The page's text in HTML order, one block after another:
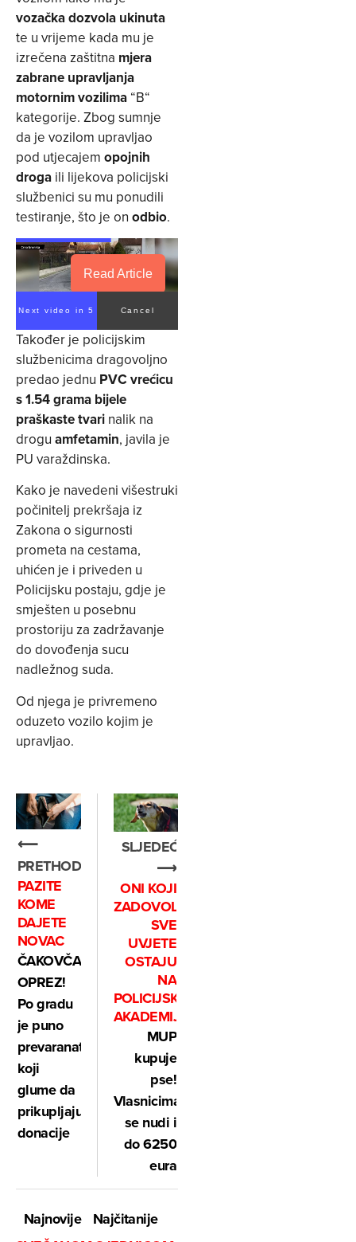
vozačka dozvola ukinuta
te u vrijeme kada mu je
izrečena zaštitna mjera
zabrane upravljanja
motornim vozilima “B“
kategorije. Zbog sumnje
da je vozilom upravljao
pod utjecajem opojnih
droga ili lijekova policijski
službenici su mu ponudili
testiranje, što je on odbio.
Read Article
Next video in 4 Cancel
Također je policijskim
službenicima dragovoljno
predao jednu PVC vrećicu
s 1.54 grama bijele
praškaste tvari nalik na
drogu amfetamin, javila je
PU varaždinska.
Kako je navedeni višestruki
počinitelj prekršaja iz
Zakona o sigurnosti
prometa na cestama,
uhićen je i priveden u
Policijsku postaju, gdje je
smješten u posebnu
prostoriju za zadržavanje
do dovođenja sucu
nadležnog suda.
Od njega je privremeno
oduzeto vozilo kojim je
upravljao.
⟵
PRETHODNO
PAZITE
KOME
DAJETE
NOVAC
ČAKOVČANI,
OPREZ!
Po gradu
je puno
prevaranata
koji
glume da
prikupljaju
donacije
SLJEDEĆE
⟶
ONI KOJI
ZADOVOLJE
SVE
UVJETE
OSTAJU
NA
POLICIJSKOJ
AKADEMIJI
MUP
kupuje
pse!
Vlasnicima
se nudi i
do 6250
eura
Najnovije
Najčitanije